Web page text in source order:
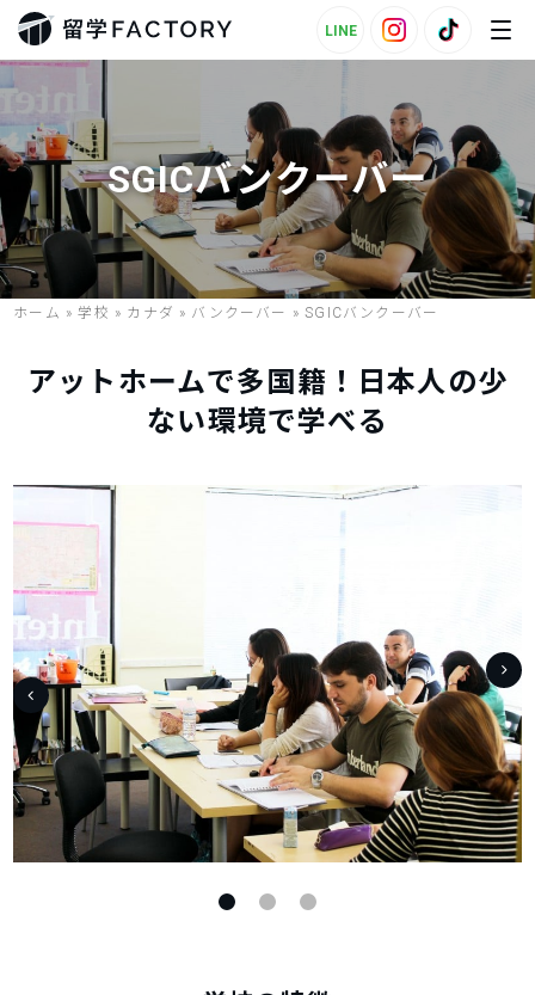
LINE
SGICバンクーバー
ホーム »学校 » カナダ » バンクーバー »SGICバンクーバー
アットホームで多国籍！日本人の少
ない環境で学べる